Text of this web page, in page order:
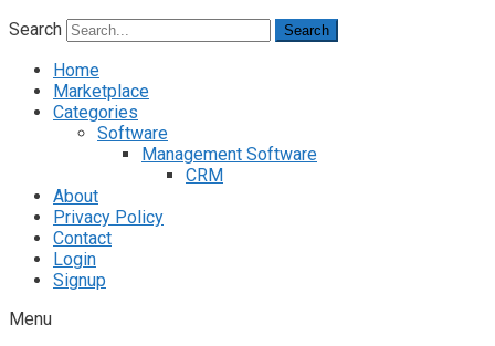
Search Search
Home
Marketplace
Categories
Software
Management Software
CRM
About
Privacy Policy
Contact
Login
Signup
Menu